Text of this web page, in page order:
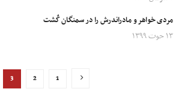
مردی خواهر و مادراندرش را در سمنگان کٌشت
۱۳ حوت ۱۳۹۹
1
2
3